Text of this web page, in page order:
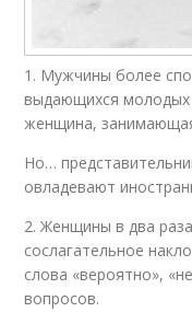
1. Мужчины более
выдающихся молодых
женщина,
Но…
овладевают
2. Женщины в два
сослагательное
слова «вероятно»,
вопросов.